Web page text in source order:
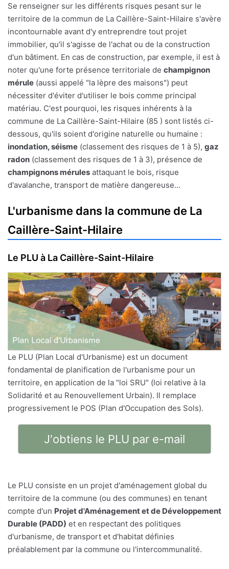
Se renseigner sur les différents risques pesant sur le
territoire de la commun de La Caillère-Saint-Hilaire s'avère
incontournable avant d'y entreprendre tout projet
immobilier, qu'il s'agisse de l'achat ou de la construction
d'un bâtiment. En cas de construction, par exemple, il est à
noter qu'une forte présence territoriale de champignon
mérule (aussi appelé "la lèpre des maisons") peut
nécessiter d'éviter d'utiliser le bois comme principal
matériau. C'est pourquoi, les risques inhérents à la
commune de La Caillère-Saint-Hilaire (85 ) sont listés ci-
dessous, qu'ils soient d'origine naturelle ou humaine :
inondation, séisme (classement des risques de 1 à 5), gaz
radon (classement des risques de 1 à 3), présence de
champignons mérules attaquant le bois, risque
d'avalanche, transport de matière dangereuse...
L'urbanisme dans la commune de La
Caillère-Saint-Hilaire
Le PLU à La Caillère-Saint-Hilaire
Le PLU (Plan Local d'Urbanisme) est un document
fondamental de planification de l'urbanisme pour un
territoire, en application de la "loi SRU" (loi relative à la
Solidarité et au Renouvellement Urbain). Il remplace
progressivement le POS (Plan d'Occupation des Sols).
J'obtiens le PLU par e-mail
Le PLU consiste en un projet d'aménagement global du
territoire de la commune (ou des communes) en tenant
compte d'un Projet d'Aménagement et de Développement
Durable (PADD) et en respectant des politiques
d'urbanisme, de transport et d'habitat définies
préalablement par la commune ou l'intercommunalité.